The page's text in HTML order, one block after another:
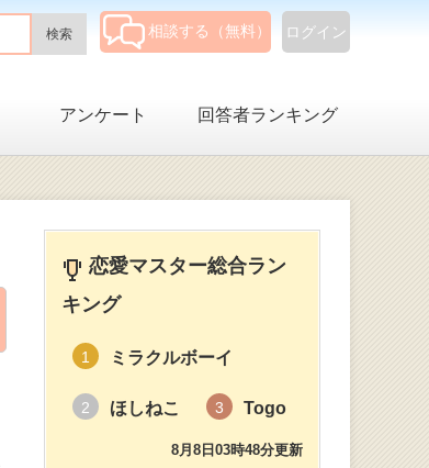
ログイン
相談する（無料）
アンケート 回答者ランキング
恋愛マスター総合ラン
キング
1 ミラクルボーイ
2 ほしねこ 3 Togo
8月8日03時48分更新